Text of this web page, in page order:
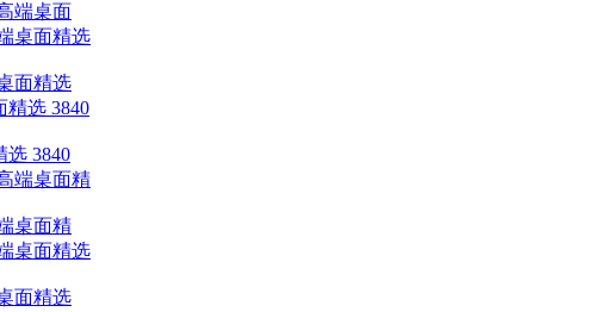
端桌面
面精选
选 3840
桌面精
面精选